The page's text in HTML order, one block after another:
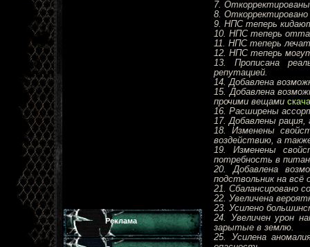
Реклама
7.
8.
9. НПС теперь
10. НПС теперь
11. НПС теперь
12. НПС теперь
13. Прописана
репутацией.
14. Добавлена
15. Добавлена
прочими вещами
16. Расширены
17. Добавлены
18. Изменены
воздействию, а
19. Изменены
потребность в
20. Добавлена
подствольник на всё
21. Сбалансировано
22. Увеличена
23. Усилено
24. Увеличен урон
зарытые в землю.
25. Усилена